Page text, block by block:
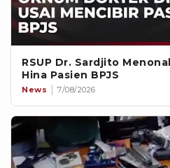
RSUP Dr. Sardjito
Hina Pasien BPJS
News 7/08/2026